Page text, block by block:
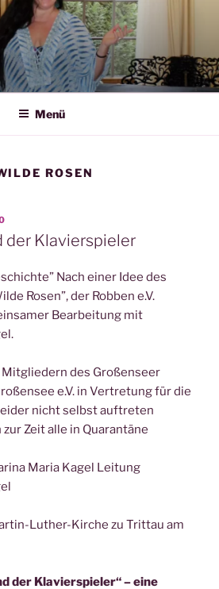
MARIA KAGEL
Menü
ROSEN
der Klavierspieler
Nach einer Idee des
Rosen”, der Robben e.V.
Bearbeitung mit
des Großenseer
e.V. in Vertretung für die
nicht selbst auftreten
Zeit alle in Quarantäne
Maria Kagel Leitung
Luther-Kirche zu Trittau am
der Klavierspieler“ – eine